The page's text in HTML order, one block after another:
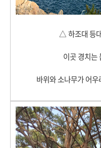
△하조대 등
이곳 경치는
바위와 소나무가 어